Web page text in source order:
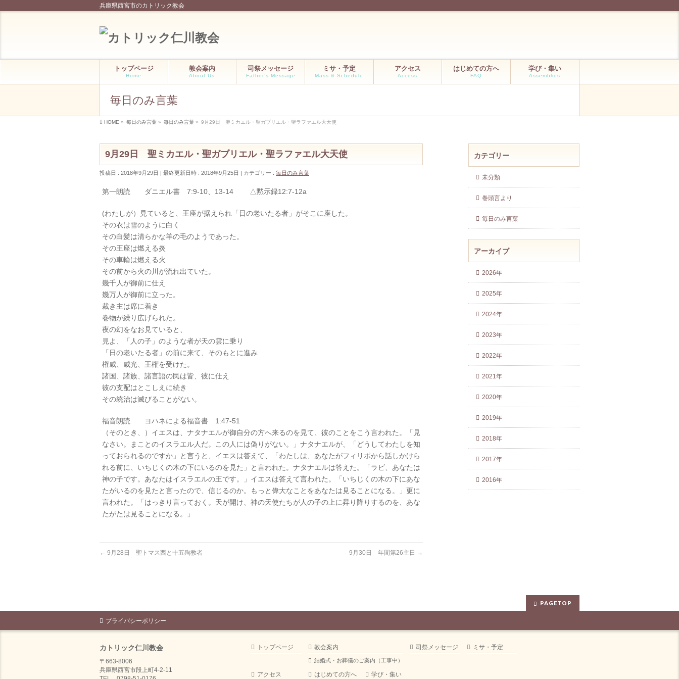
兵庫県西宮市のカトリック教会
トップページ
Home
教会案内
About Us
司祭メッセージ
Father’s Message
ミサ・予定
Mass & Schedule
アクセス
Access
はじめての方へ
FAQ
学び・集い
Assemblies
毎日のみ言葉
HOME » 毎日のみ言葉 » 毎日のみ言葉 » 9月29日 聖ミカエル・聖ガブリエル・聖ラファエル大天使
9月29日 聖ミカエル・聖ガブリエル・聖ラファエル大天使
投稿日 : 2018年9月29日 最終更新日時 : 2018年9月25日 カテゴリー : 毎日のみ言葉
第一朗読 ダニエル書 7:9-10、13-14 △黙示録12:7-12a
(わたしが）見ていると、王座が据えられ「日の老いたる者」がそこに座した。
その衣は雪のように白く
その白髪は清らかな羊の毛のようであった。
その王座は燃える炎
その車輪は燃える火
その前から火の川が流れ出ていた。
幾千人が御前に仕え
幾万人が御前に立った。
裁き主は席に着き
巻物が繰り広げられた。
夜の幻をなお見ていると、
見よ、「人の子」のような者が天の雲に乗り
「日の老いたる者」の前に来て、そのもとに進み
権威、威光、王権を受けた。
諸国、諸族、諸言語の民は皆、彼に仕え
彼の支配はとこしえに続き
その統治は滅びることがない。
福音朗読 ヨハネによる福音書 1:47-51
（そのとき、）イエスは、ナタナエルが御自分の方へ来るのを見て、彼のことをこう言われた。「見
なさい。まことのイスラエル人だ。この人には偽りがない。」ナタナエルが、「どうしてわたしを知
っておられるのですか」と言うと、イエスは答えて、「わたしは、あなたがフィリポから話しかけら
れる前に、いちじくの木の下にいるのを見た」と言われた。ナタナエルは答えた。「ラビ、あなたは
神の子です。あなたはイスラエルの王です。」イエスは答えて言われた。「いちじくの木の下にあな
たがいるのを見たと言ったので、信じるのか。もっと偉大なことをあなたは見ることになる。」更に
言われた。「はっきり言っておく。天が開け、神の天使たちが人の子の上に昇り降りするのを、あな
たがたは見ることになる。」
← 9月28日 聖トマス西と十五殉教者 9月30日 年間第26主日 →
カテゴリー
未分類
巻頭言より
毎日のみ言葉
アーカイブ
2026年
2025年
2024年
2023年
2022年
2021年
2020年
2019年
2018年
2017年
2016年
PAGETOP
プライバシーポリシー
カトリック仁川教会
〒663-8006
兵庫県西宮市段上町4-2-11
トップページ 教会案内
結婚式・お葬儀のご案内（工事中）
司祭メッセージ ミサ・予定
アクセス はじめての方へ 学び・集い